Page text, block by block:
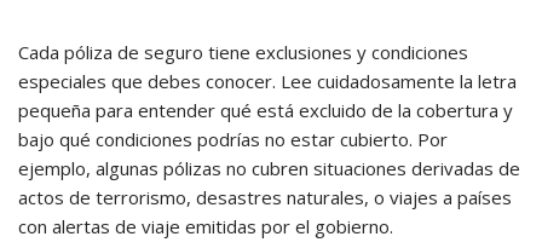
Cada póliza de seguro tiene exclusiones y condiciones
especiales que debes conocer. Lee cuidadosamente la letra
pequeña para entender qué está excluido de la cobertura y
bajo qué condiciones podrías no estar cubierto. Por
ejemplo, algunas pólizas no cubren situaciones derivadas de
actos de terrorismo, desastres naturales, o viajes a países
con alertas de viaje emitidas por el gobierno.